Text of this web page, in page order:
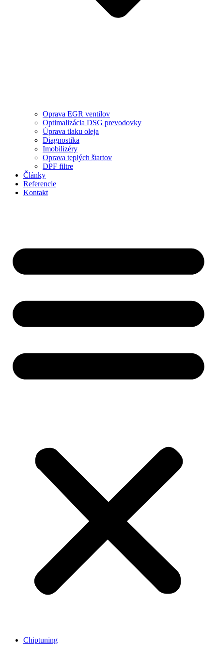
Oprava EGR ventilov
Optimalizácia DSG prevodovky
Úprava tlaku oleja
Diagnostika
Imobilizéry
Oprava teplých štartov
DPF filtre
Články
Referencie
Kontakt
Chiptuning